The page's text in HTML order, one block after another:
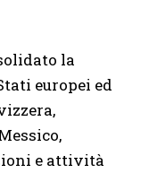
la
europei ed
e attività